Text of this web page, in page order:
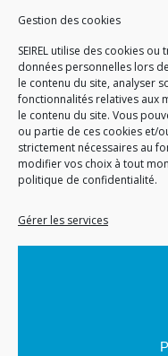
Gestion des cookies
SEIREL utilise des cookies
données personnelles lors
le contenu du site, analyser
fonctionnalités relatives aux
le contenu du site. Vous
ou partie de ces cookies et/
strictement nécessaires au
modifier vos choix à tout
politique de confidentialité.
Gérer les services
81
73290
ACCUEIL
GÉRARD PERRIER
Site